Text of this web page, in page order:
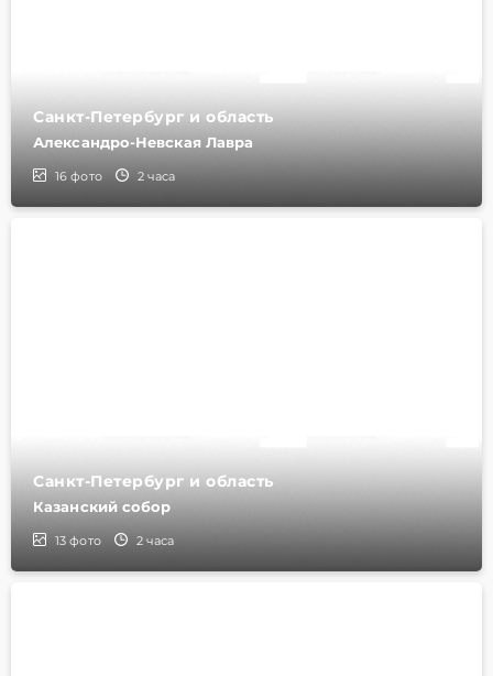
Санкт-Петербург и область
Александро-Невская Лавра
16 фото 2 часа
Санкт-Петербург и область
Казанский собор
13 фото 2 часа